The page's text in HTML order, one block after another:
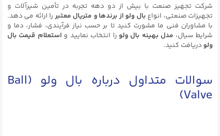
شرکت تجهیز صنعت با بیش از دو دهه تجربه در تأمین شیرآلات و
تجهیزات صنعتی، انواع بال ولو از برندها و متریال معتبر را ارائه می دهد.
با مشاوران فنی ما مشورت کنید تا بر حسب نیاز فرآیندی، فشار، دما و
شرایط سیال، مدل بهینه بال ولو را انتخاب نمایید و استعلام قیمت بال
ولودریافت کنید.
سوالات متداول درباره بال ولو (Ball
Valve)